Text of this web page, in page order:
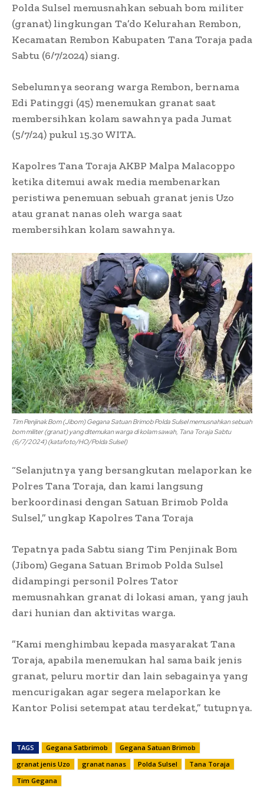
Polda Sulsel memusnahkan sebuah bom militer
(granat) lingkungan Ta’do Kelurahan Rembon,
Kecamatan Rembon Kabupaten Tana Toraja pada
Sabtu (6/7/2024) siang.
Sebelumnya seorang warga Rembon, bernama
Edi Patinggi (45) menemukan granat saat
membersihkan kolam sawahnya pada Jumat
(5/7/24) pukul 15.30 WITA.
Kapolres Tana Toraja AKBP Malpa Malacoppo
ketika ditemui awak media membenarkan
peristiwa penemuan sebuah granat jenis Uzo
atau granat nanas oleh warga saat
membersihkan kolam sawahnya.
Tim Penjinak Bom (Jibom) Gegana Satuan Brimob Polda Sulsel memusnahkan sebuah
bom militer (granat) yang ditemukan warga di kolam sawah, Tana Toraja Sabtu
(6/7/2024) (katafoto/HO/Polda Sulsel)
“Selanjutnya yang bersangkutan melaporkan ke
Polres Tana Toraja, dan kami langsung
berkoordinasi dengan Satuan Brimob Polda
Sulsel,” ungkap Kapolres Tana Toraja
Tepatnya pada Sabtu siang Tim Penjinak Bom
(Jibom) Gegana Satuan Brimob Polda Sulsel
didampingi personil Polres Tator
memusnahkan granat di lokasi aman, yang jauh
dari hunian dan aktivitas warga.
”Kami menghimbau kepada masyarakat Tana
Toraja, apabila menemukan hal sama baik jenis
granat, peluru mortir dan lain sebagainya yang
mencurigakan agar segera melaporkan ke
Kantor Polisi setempat atau terdekat,” tutupnya.
TAGS Gegana Satbrimob
Gegana Satuan Brimob
granat jenis Uzo
granat nanas Polda Sulsel
Tana Toraja
Tim Gegana